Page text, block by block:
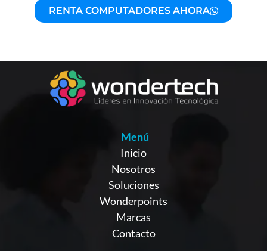
RENTA COMPUTADORES AHORA
Menú
Inicio
Nosotros
Soluciones
Wonderpoints
Marcas
Contacto